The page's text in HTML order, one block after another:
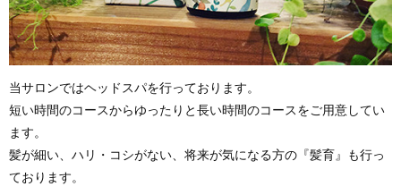
当サロンではヘッドスパを行っております。
短い時間のコースからゆったりと長い時間のコースをご用意してい
ます。
髪が細い、ハリ・コシがない、将来が気になる方の『髪育』も行っ
ております。